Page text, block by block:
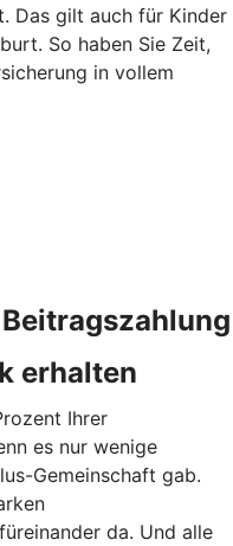
Das gilt auch für Kinder
So haben Sie Zeit,
in vollem
erhalten
Ihrer
es nur wenige
Gemeinschaft gab.
da. Und alle